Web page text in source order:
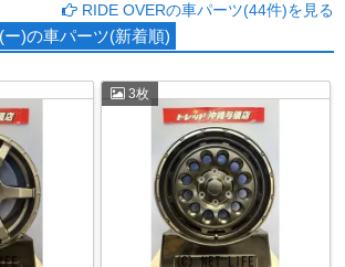
RIDE OVERの車パーツ(44件)を見る
)の車パーツ(新着順)
3枚